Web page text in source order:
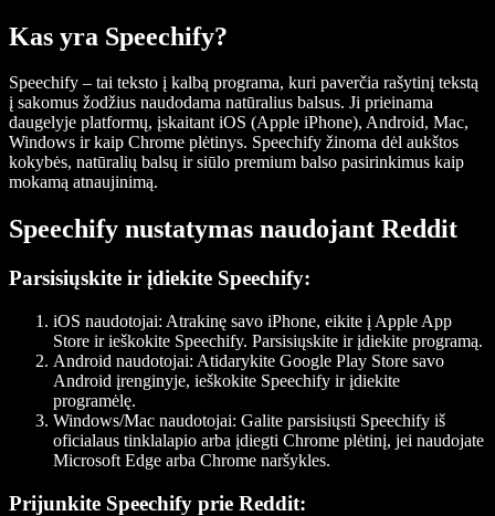
Kas yra Speechify?
Speechify – tai teksto į kalbą programa, kuri paverčia rašytinį tekstą
į sakomus žodžius naudodama natūralius balsus. Ji prieinama
daugelyje platformų, įskaitant iOS (Apple iPhone), Android, Mac,
Windows ir kaip Chrome plėtinys. Speechify žinoma dėl aukštos
kokybės, natūralių balsų ir siūlo premium balso pasirinkimus kaip
mokamą atnaujinimą.
Speechify nustatymas naudojant Reddit
Parsisiųskite ir įdiekite Speechify:
iOS naudotojai: Atrakinę savo iPhone, eikite į Apple App
Store ir ieškokite Speechify. Parsisiųskite ir įdiekite programą.
Android naudotojai: Atidarykite Google Play Store savo
Android įrenginyje, ieškokite Speechify ir įdiekite
programėlę.
Windows/Mac naudotojai: Galite parsisiųsti Speechify iš
oficialaus tinklalapio arba įdiegti Chrome plėtinį, jei naudojate
Microsoft Edge arba Chrome naršykles.
Prijunkite Speechify prie Reddit: